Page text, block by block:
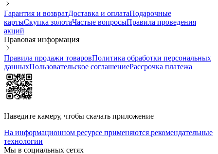
Гарантия и возвратДоставка и оплатаПодарочные
картыСкупка золотаЧастые вопросыПравила проведения
акций
Правовая информация
Правила продажи товаровПолитика обработки персональных
данныхПользовательское соглашениеРассрочка платежа
Наведите камеру, чтобы скачать приложение
На информационном ресурсе применяются рекомендательные
технологии
Мы в социальных сетях